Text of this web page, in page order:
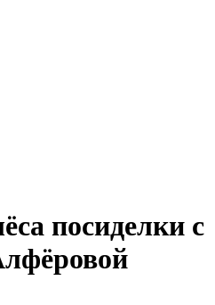
посиделки с